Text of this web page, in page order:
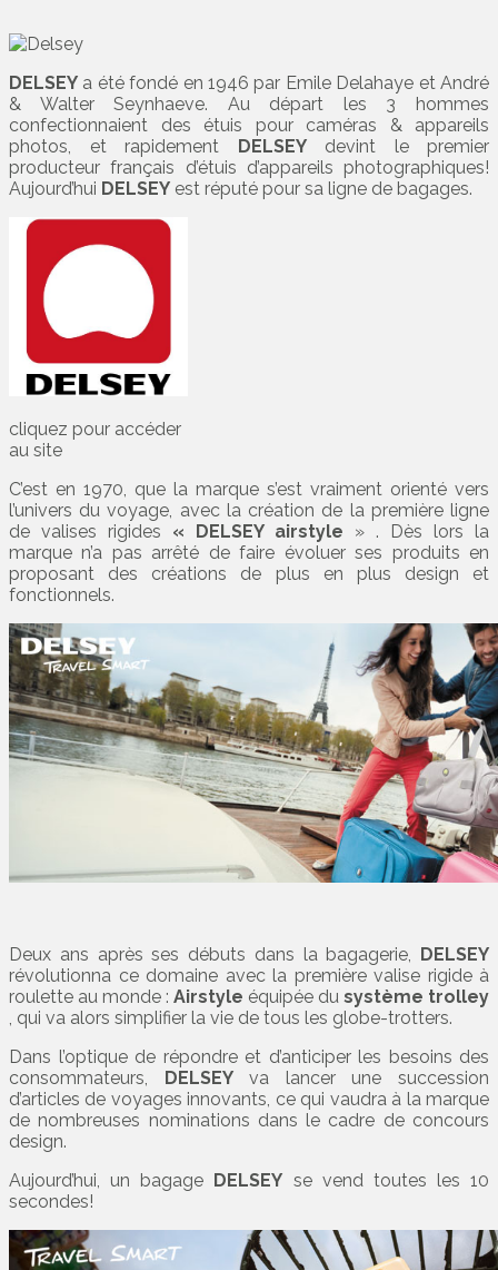
DELSEY a été fondé en 1946 par Emile Delahaye et André
& Walter Seynhaeve. Au départ les 3 hommes
confectionnaient des étuis pour caméras & appareils
photos, et rapidement
DELSEYdevint le premier
producteur français d’étuis d’appareils photographiques!
Aujourd’hui DELSEY est réputé pour sa ligne de bagages.
cliquez pour accéder
au site
C’est en 1970, que la marque s’est vraiment orienté vers
l’univers du voyage, avec la création de la première ligne
de valises rigides « DELSEY airstyle » . Dès lors la
marque n’a pas arrêté de faire évoluer ses produits en
proposant des créations de plus en plus design et
fonctionnels.
Deux ans après ses débuts dans la bagagerie,
DELSEY
révolutionna ce domaine avec la première valise rigide à
roulette au monde : Airstyle équipée du système trolley
, qui va alors simplifier la vie de tous les globe-trotters.
Dans l’optique de répondre et d’anticiper les besoins des
consommateurs,
DELSEYva lancer une succession
d’articles de voyages innovants, ce qui vaudra à la marque
de nombreuses nominations dans le cadre de concours
design.
Aujourd’hui, un bagage
DELSEY se vend toutes les 10
secondes!